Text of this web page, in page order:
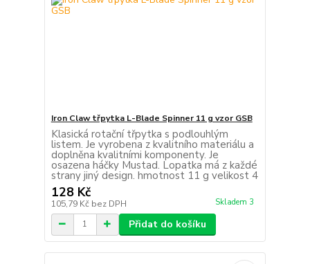
Iron Claw třpytka L-Blade Spinner 11 g vzor GSB
Klasická rotační třpytka s podlouhlým
listem. Je vyrobena z kvalitního materiálu a
doplněna kvalitními komponenty. Je
osazena háčky Mustad. Lopatka má z každé
strany jiný design. hmotnost 11 g velikost 4
128 Kč
105,79 Kč bez DPH Skladem 3
Přidat do košíku